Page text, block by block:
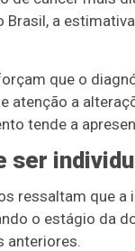
Brasil, a
que o
atenção a
tende a
ser
ressaltam que
o estágio da
anteriores.